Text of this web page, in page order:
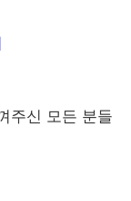
주신 모든 분들